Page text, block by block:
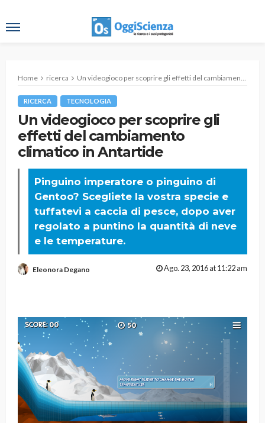
Home ricerca Un videogioco per scoprire gli effetti del cambiamento climatico in Antartide
RICERCA TECNOLOGIA
Un videogioco per scoprire gli
effetti del cambiamento
climatico in Antartide
Pinguino imperatore o pinguino di
Gentoo? Scegliete la vostra specie e
tuffatevi a caccia di pesce, dopo aver
regolato a puntino la quantità di neve
e le temperature.
Eleonora Degano Ago. 23, 2016 at 11:22 am